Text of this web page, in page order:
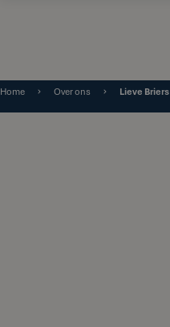
Home Over ons Lieve Briers